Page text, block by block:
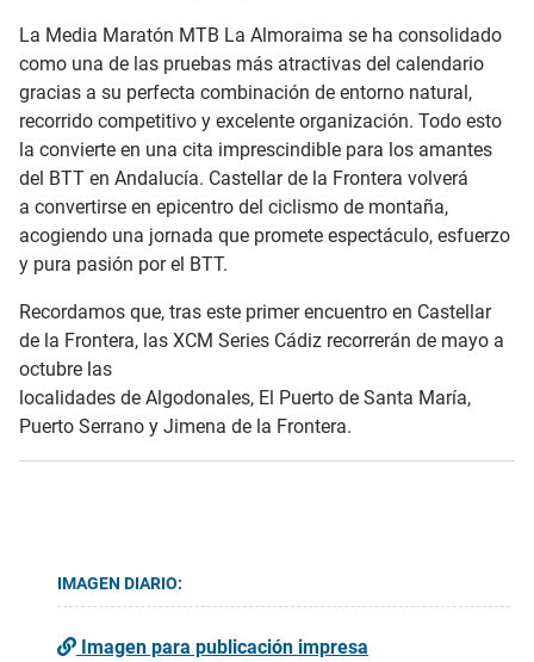
La Media Maratón MTB La Almoraima se ha consolidado
como una de las pruebas más atractivas del calendario
gracias a su perfecta combinación de entorno natural,
recorrido competitivo y excelente organización. Todo esto
la convierte en una cita imprescindible para los amantes
del BTT en Andalucía. Castellar de la Frontera volverá
a convertirse en epicentro del ciclismo de montaña,
acogiendo una jornada que promete espectáculo, esfuerzo
y pura pasión por el BTT.
Recordamos que, tras este primer encuentro en Castellar
de la Frontera, las XCM Series Cádiz recorrerán de mayo a
octubre las
localidades de Algodonales, El Puerto de Santa María,
Puerto Serrano y Jimena de la Frontera.
IMAGEN DIARIO:
Imagen para publicación impresa